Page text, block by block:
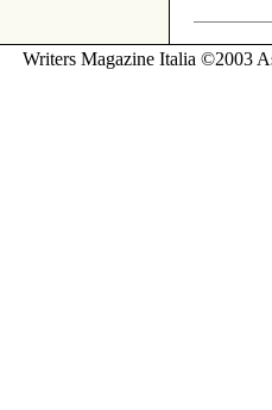
Writers Magazine Italia ©2003